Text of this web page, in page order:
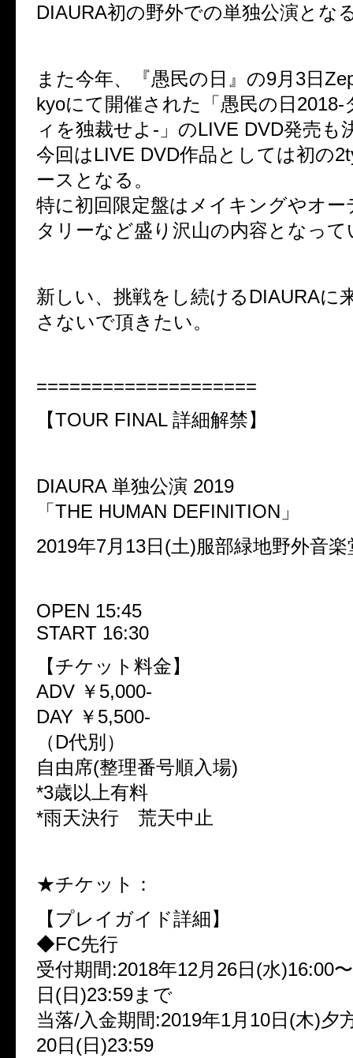
DIAURA初の野外での単独公演とな
また今年、『愚民の日』の9月3日
kyoにて開催された「愚民の日2018-
ィを独裁せよ-」のLIVE DVD発売も
今回はLIVE DVD作品としては初の
ースとなる。
特に初回限定盤はメイキングやオ
タリーなど盛り沢山の内容となって
新しい、挑戦をし続けるDIAURAに
さないで頂きたい。
====================
【TOUR FINAL 詳細解禁】
DIAURA 単独公演 2019
「THE HUMAN DEFINITION」
2019年7月13日(土)服部緑地野外音楽
OPEN 15:45
START 16:30
【チケット料金】
ADV ￥5,000-
DAY ￥5,500-
（D代別）
自由席(整理番号順入場)
*3歳以上有料
*雨天決行 荒天中止
★チケット：
【プレイガイド詳細】
◆FC先行
受付期間:2018年12月26日(水)16:00
日(日)23:59まで
当落/入金期間:2019年1月10日(木)夕
20日(日)23:59